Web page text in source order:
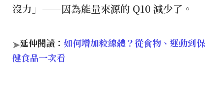
沒力」——因為能量來源的 Q10 減少了。
➤延伸閱讀： 如何增加粒線體？從食物、運動到保
健食品一次看